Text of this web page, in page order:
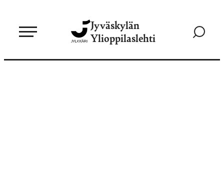
sisältöön
Jyväskylän
Ylioppilaslehti
Siirry